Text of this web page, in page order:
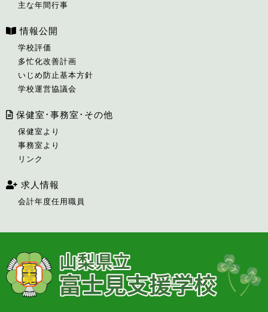
主な年間行事
情報公開
学校評価
多忙化改善計画
いじめ防止基本方針
学校運営協議会
保健室･事務室･その他
保健室より
事務室より
リンク
求人情報
会計年度任用職員